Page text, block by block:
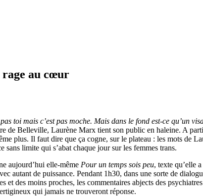
rage au cœur
toi mais c’est pas moche. Mais dans le fond est-ce qu’un
de Belleville, Laurène Marx tient son public en haleine. A
plus. Il faut dire que ça cogne, sur le plateau : les mots de
limite qui s’abat chaque jour sur les femmes trans.
aujourd’hui elle-même Pour un temps sois peu, texte qu’elle
autant de puissance. Pendant 1h30, dans une sorte de
et des moins proches, les commentaires abjects des
qui jamais ne trouveront réponse.